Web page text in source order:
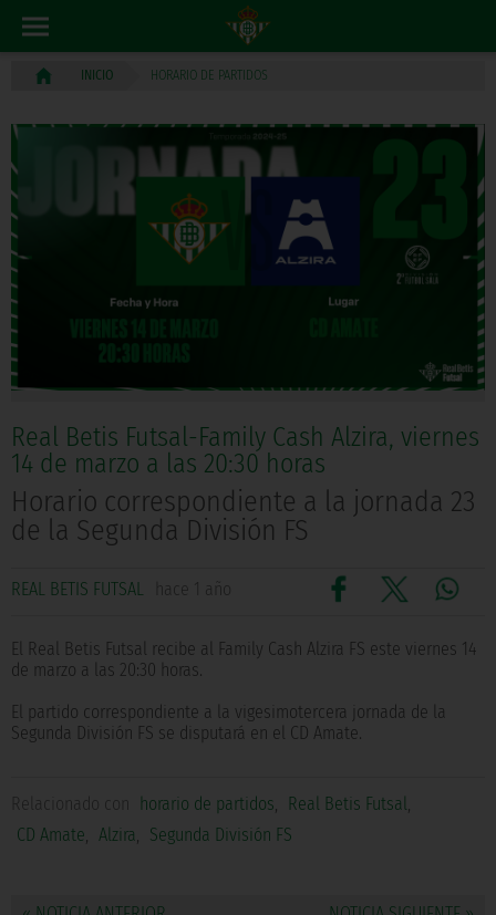
INICIO HORARIO DE PARTIDOS
Real Betis Futsal-Family Cash Alzira, viernes
14 de marzo a las 20:30 horas
Horario correspondiente a la jornada 23
de la Segunda División FS
REAL BETIS FUTSAL hace 1 año
El Real Betis Futsal recibe al Family Cash Alzira FS este viernes 14
de marzo a las 20:30 horas.
El partido correspondiente a la vigesimotercera jornada de la
Segunda División FS se disputará en el CD Amate.
Relacionado con horario de partidos, Real Betis Futsal,
CD Amate, Alzira, Segunda División FS